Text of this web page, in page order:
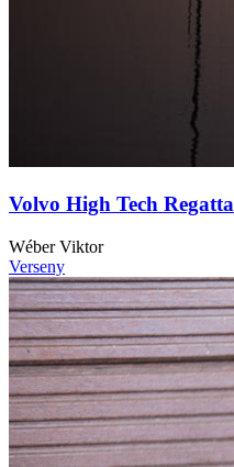
Volvo High Tech Regatta
Wéber Viktor
Verseny